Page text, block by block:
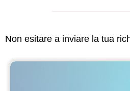
Non esitare a inviare la tua